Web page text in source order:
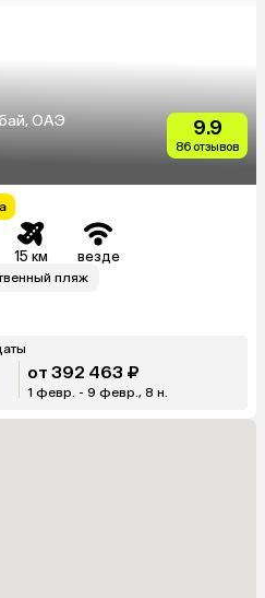
ОАЭ 9.9
86 отзывов
15 км везде
пляж
от 392 463 ₽
1 февр. - 9 февр., 8 н.